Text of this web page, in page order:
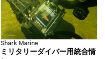
Shark Marine
ミリタリーダイバー用統合情